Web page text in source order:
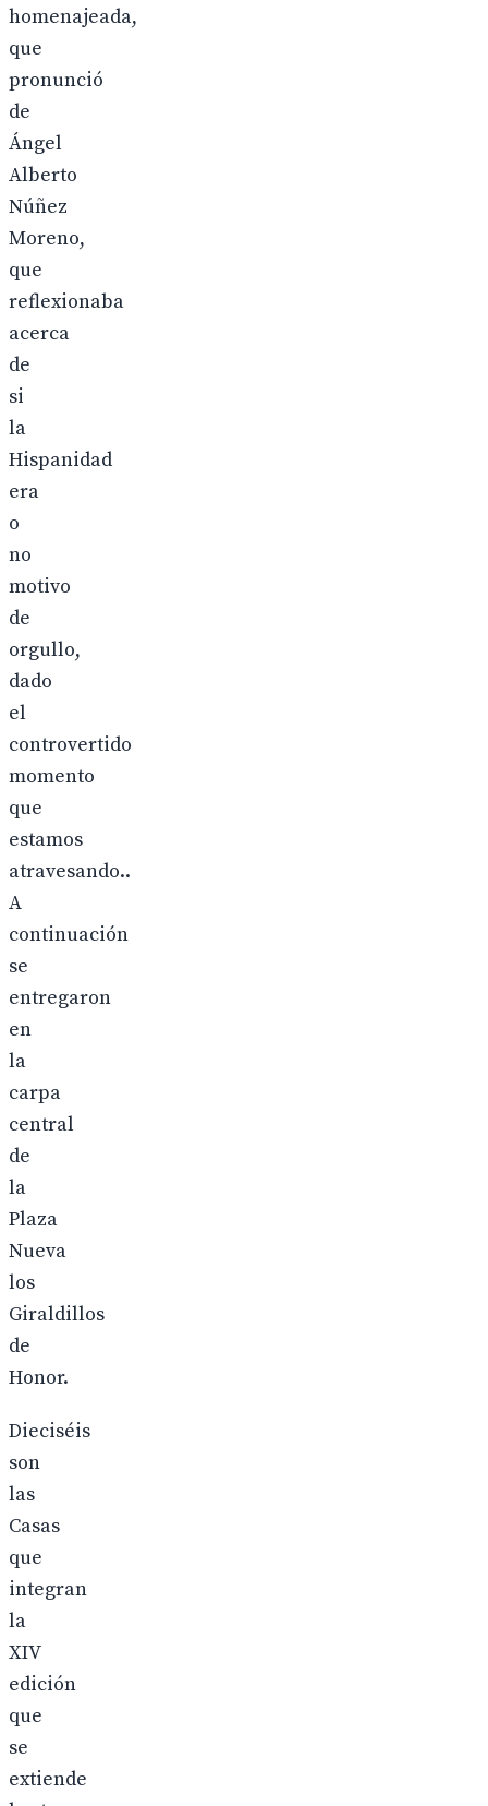
homenajeada,
que
pronunció
de
Ángel
Alberto
Núñez
Moreno,
que
reflexionaba
acerca
de
si
la
Hispanidad
era
o
no
motivo
de
orgullo,
dado
el
controvertido
momento
que
estamos
atravesando..
A
continuación
se
entregaron
en
la
carpa
central
de
la
Plaza
Nueva
los
Giraldillos
de
Honor.
Dieciséis
son
las
Casas
que
integran
la
XIV
edición
que
se
extiende